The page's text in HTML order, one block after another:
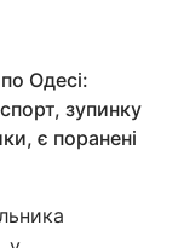
Одесі:
зупинку
є поранені